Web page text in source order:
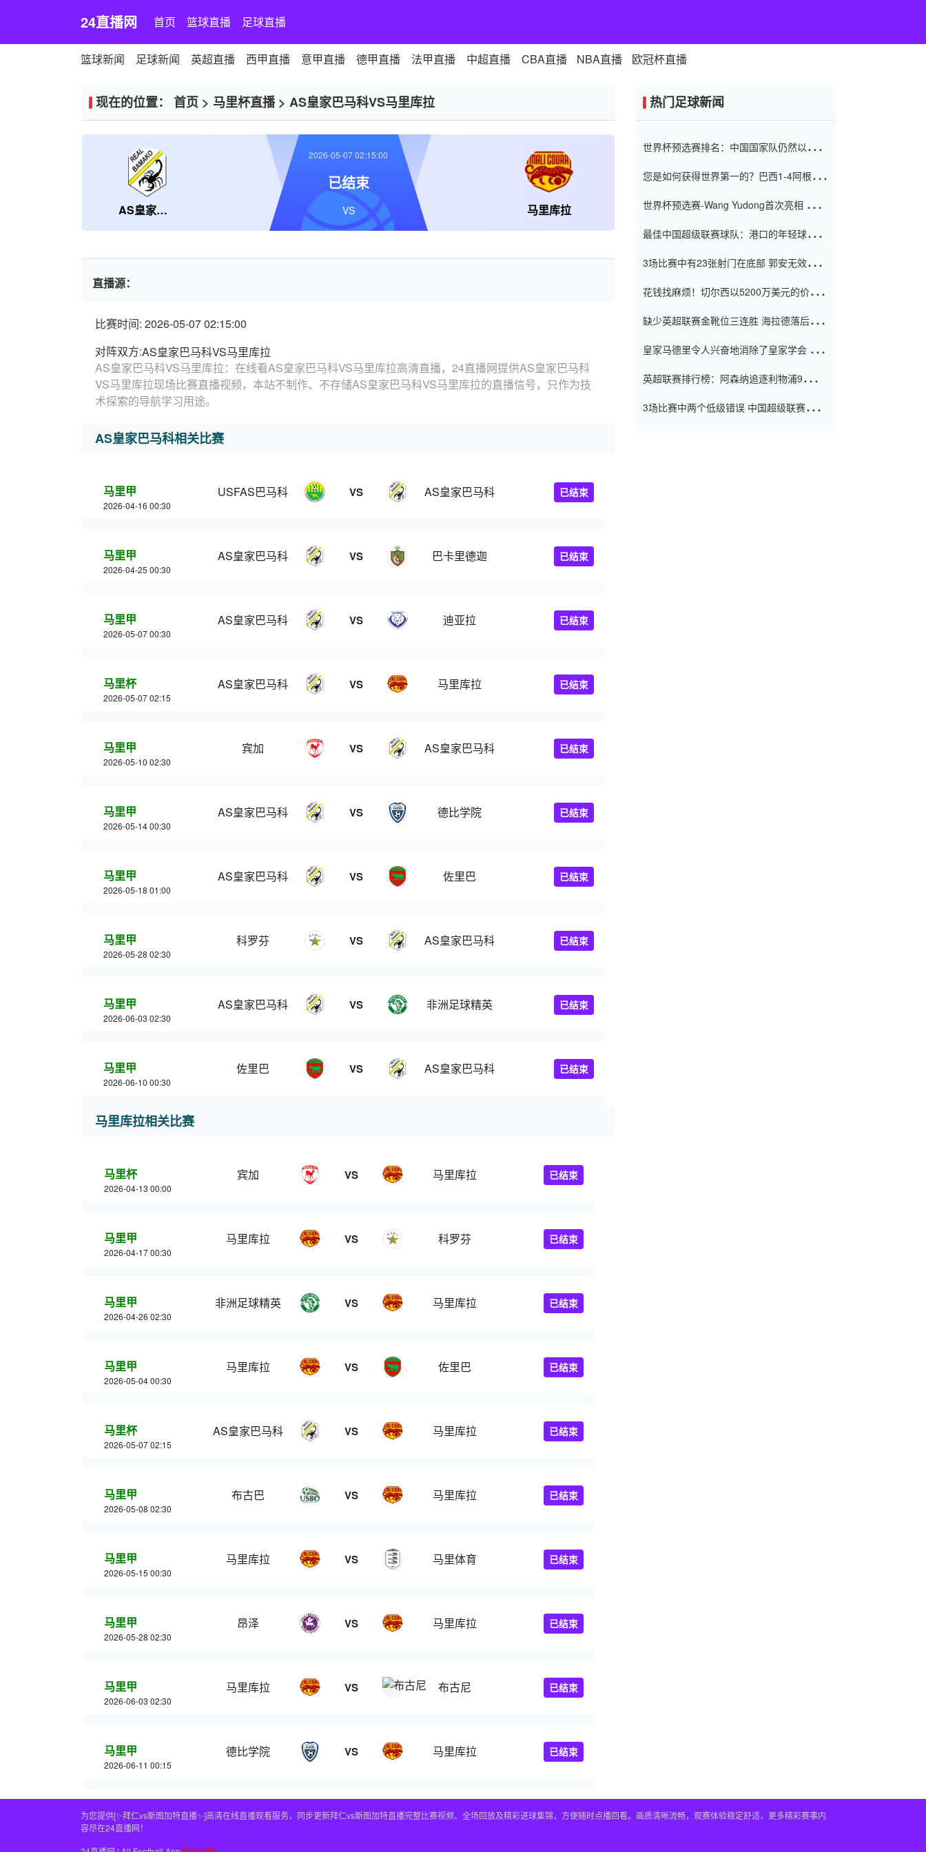
24直播网 首页 篮球直播 足球直播
篮球新闻 足球新闻 英超直播 西甲直播 意甲直播 德甲直播 法甲直播 中超直播 CBA直播 NBA直播 欧冠杯直播
现在的位置： 首页 > 马里杯直播> AS皇家巴马科VS马里库拉
AS皇家巴马科 马里库拉
2026-05-07 02:15:00
已结束
VS
直播源：
比赛时间: 2026-05-07 02:15:00
对阵双方:AS皇家巴马科VS马里库拉
AS皇家巴马科VS马里库拉：在线看AS皇家巴马科VS马里库拉高清直播，24直播网提供AS皇家巴马科
VS马里库拉现场比赛直播视频，本站不制作、不存储AS皇家巴马科VS马里库拉的直播信号，只作为技
术探索的导航学习用途。
AS皇家巴马科相关比赛
马里甲
2026-04-16 00:30
USFAS巴马科 VS AS皇家巴马科 已结束
马里甲
2026-04-25 00:30
AS皇家巴马科 VS 巴卡里德迦 已结束
马里甲
2026-05-07 00:30
AS皇家巴马科 VS 迪亚拉 已结束
马里杯
2026-05-07 02:15
AS皇家巴马科 VS 马里库拉 已结束
马里甲
2026-05-10 02:30
宾加 VS AS皇家巴马科 已结束
马里甲
2026-05-14 00:30
AS皇家巴马科 VS 德比学院 已结束
马里甲
2026-05-18 01:00
AS皇家巴马科 VS 佐里巴 已结束
马里甲
2026-05-28 02:30
科罗芬 VS AS皇家巴马科 已结束
马里甲
2026-06-03 02:30
AS皇家巴马科 VS 非洲足球精英 已结束
马里甲
2026-06-10 00:30
佐里巴 VS AS皇家巴马科 已结束
马里库拉相关比赛
马里杯
2026-04-13 00:00
宾加 VS 马里库拉 已结束
马里甲
2026-04-17 00:30
马里库拉 VS 科罗芬 已结束
马里甲
2026-04-26 02:30
非洲足球精英 VS 马里库拉 已结束
马里甲
2026-05-04 00:30
马里库拉 VS 佐里巴 已结束
马里杯
2026-05-07 02:15
AS皇家巴马科 VS 马里库拉 已结束
马里甲
2026-05-08 02:30
布古巴 VS 马里库拉 已结束
马里甲
2026-05-15 00:30
马里库拉 VS 马里体育 已结束
马里甲
2026-05-28 02:30
昂泽 VS 马里库拉 已结束
马里甲
2026-06-03 02:30
马里库拉 VS 布古尼 已结束
马里甲
2026-06-11 00:15
德比学院 VS 马里库拉 已结束
热门足球新闻
世界杯预选赛排名：中国国家队仍然以6分
您是如何获得世界第一的？巴西1-4阿根
世界杯预选赛-Wang Yudong首次亮相 中国
最佳中国超级联赛球队：港口的年轻球员在
（Taishan）
3场比赛中有23张射门在底部 郭安无效传球
花钱找麻烦！切尔西以5200万美元的价格
窗口
缺少英超联赛金靴位三连胜 海拉德落后6球
皇家马德里令人兴奋地消除了皇家学会 安
英超联赛排行榜：阿森纳追逐利物浦9分 曼
3场比赛中两个低级错误 中国超级联赛的前
为您提供[✨拜仁vs斯图加特直播✨]高清在线直播观看服务，同步更新拜仁vs斯图加特直播完整比赛视频、全场回放及精彩进球集锦，方便随时点播回看。画质清晰流畅，观赛体验稳定舒适，更多精彩赛事内
容尽在24直播网！